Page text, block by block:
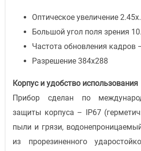
Оптическое увеличение 2.45x.
Большой угол поля зрения
Частота обновления кадров
Разрешение 384х288
Корпус и удобство использования
Прибор сделан по
защиты корпуса – IP67
пыли и грязи,
из прорезиненного